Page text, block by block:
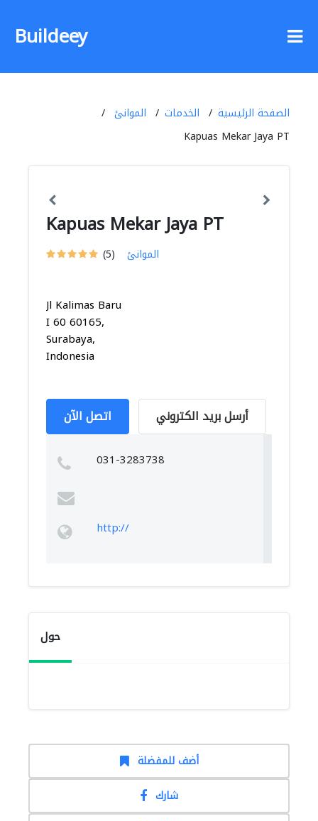
Buildeey
الصفحة الرئيسية الخدمات
الموانئ
Kapuas Mekar Jaya PT
Kapuas Mekar Jaya PT
(5) الموانئ
Jl Kalimas Baru
I 60 60165,
Surabaya,
Indonesia
اتصل الآن أرسل بريد الكتروني
031-3283738
http://
حول
أضف للمفضلة
شارك